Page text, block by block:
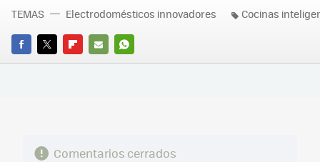
FACEBOOK
TWITTERFLIPBOARD
E-
WHATSAPP
TEMAS Electrodomésticos innovadores Cocinas
Comentarios cerrados